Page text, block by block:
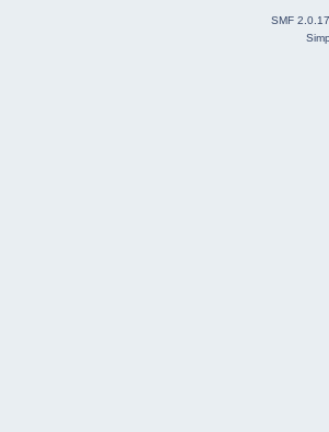
SMF 2.0.17